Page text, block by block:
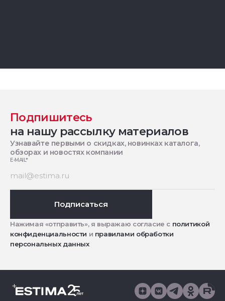
Подпишитесь
на нашу рассылку материалов
Узнавайте первыми о скидках, новинках каталога,
обзорах и новостях компании
E-MAIL*
Подписаться
Нажимая «отправить», я выражаю согласие с политикой
конфиденциальности и правилами обработки
персональных данных